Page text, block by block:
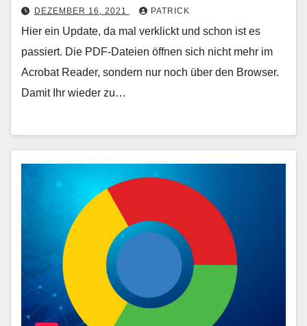
DEZEMBER 16, 2021 PATRICK
Hier ein Update, da mal verklickt und schon ist es
passiert. Die PDF-Dateien öffnen sich nicht mehr im
Acrobat Reader, sondern nur noch über den Browser.
Damit Ihr wieder zu…